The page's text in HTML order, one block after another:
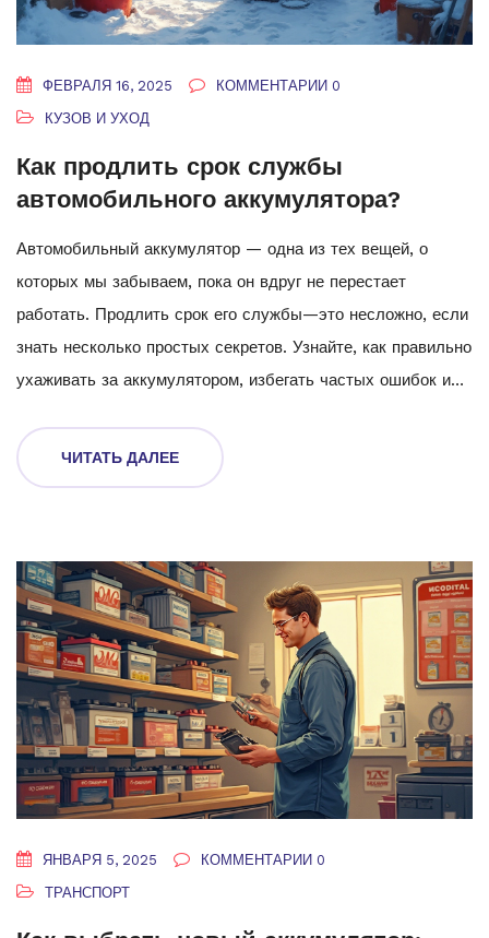
ФЕВРАЛЯ 16, 2025
КОММЕНТАРИИ 0
КУЗОВ И УХОД
Как продлить срок службы
автомобильного аккумулятора?
Автомобильный аккумулятор — одна из тех вещей, о
которых мы забываем, пока он вдруг не перестает
работать. Продлить срок его службы—это несложно, если
знать несколько простых секретов. Узнайте, как правильно
ухаживать за аккумулятором, избегать частых ошибок и
и экономьте на замене автомобиля аккумулятора.
ЧИТАТЬ ДАЛЕЕ
ЯНВАРЯ 5, 2025
КОММЕНТАРИИ 0
ТРАНСПОРТ